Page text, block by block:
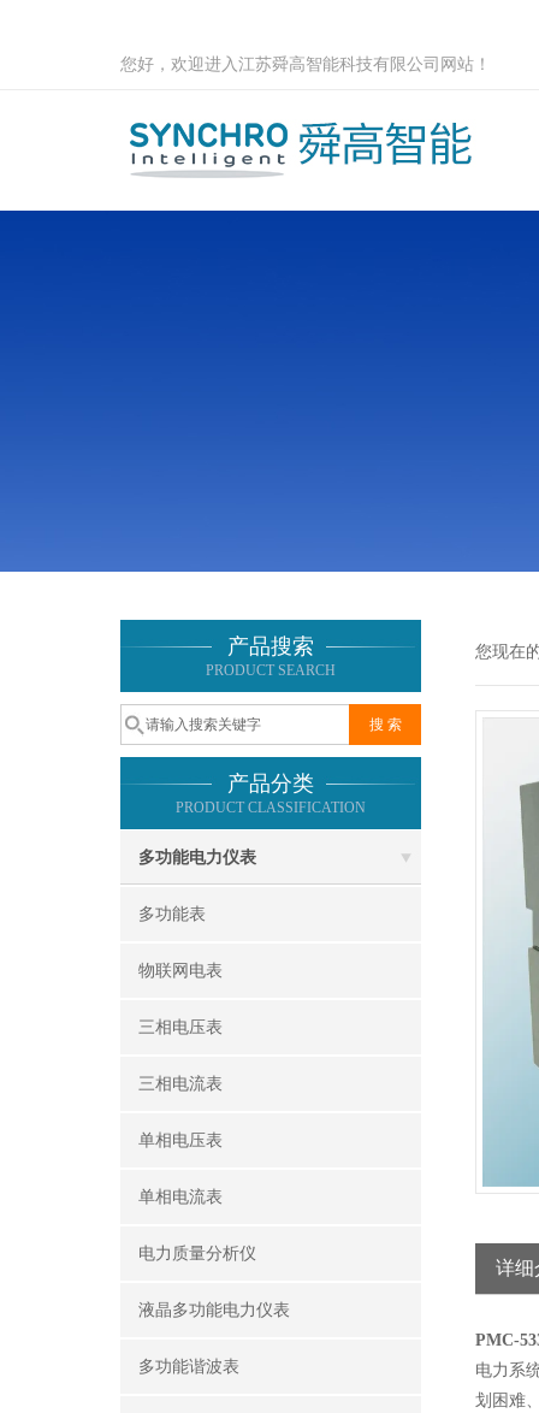
您好，欢迎进入江苏舜高智能科技有限公司网站！
产品搜索
PRODUCT SEARCH
产品分类
PRODUCT CLASSIFICATION
多功能电力仪表
多功能表
物联网电表
三相电压表
三相电流表
单相电压表
单相电流表
电力质量分析仪
液晶多功能电力仪表
多功能谐波表
您现在
详细
PMC-
电力系
划困难